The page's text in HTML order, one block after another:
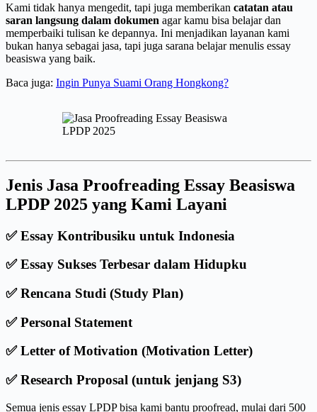
Kami tidak hanya mengedit, tapi juga memberikan catatan atau
saran langsung dalam dokumen agar kamu bisa belajar dan
memperbaiki tulisan ke depannya. Ini menjadikan layanan kami
bukan hanya sebagai jasa, tapi juga sarana belajar menulis essay
beasiswa yang baik.
Baca juga: Ingin Punya Suami Orang Hongkong?
Jenis Jasa Proofreading Essay Beasiswa
LPDP 2025 yang Kami Layani
✅ Essay Kontribusiku untuk Indonesia
✅ Essay Sukses Terbesar dalam Hidupku
✅ Rencana Studi (Study Plan)
✅ Personal Statement
✅ Letter of Motivation (Motivation Letter)
✅ Research Proposal (untuk jenjang S3)
Semua jenis essay LPDP bisa kami bantu proofread, mulai dari 500